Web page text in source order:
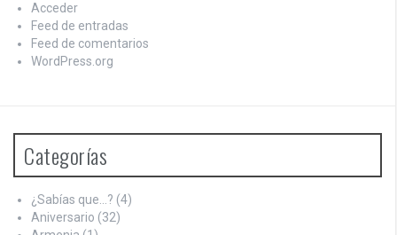
Acceder
Feed de entradas
Feed de comentarios
WordPress.org
Categorías
¿Sabías que…? (4)
Aniversario (32)